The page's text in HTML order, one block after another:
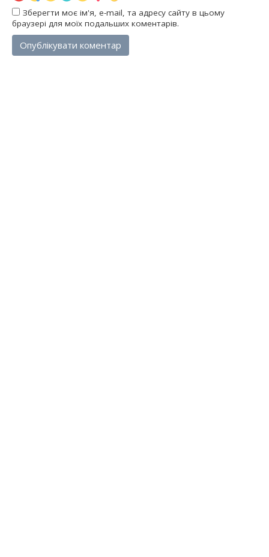
Зберегти моє ім'я, e-mail, та адресу сайту в цьому
браузері для моїх подальших коментарів.